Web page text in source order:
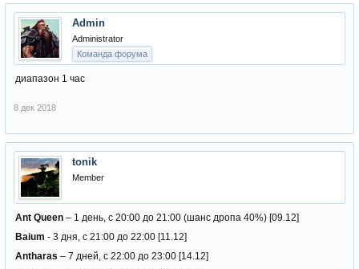
Admin
Administrator
Команда форума
диапазон 1 час
8 дек 2018
tonik
Member
Ant Queen – 1 день, с 20:00 до 21:00 (шанс дропа 40%) [09.12]
Baium - 3 дня, с 21:00 до 22:00 [11.12]
Antharas – 7 дней, с 22:00 до 23:00 [14.12]